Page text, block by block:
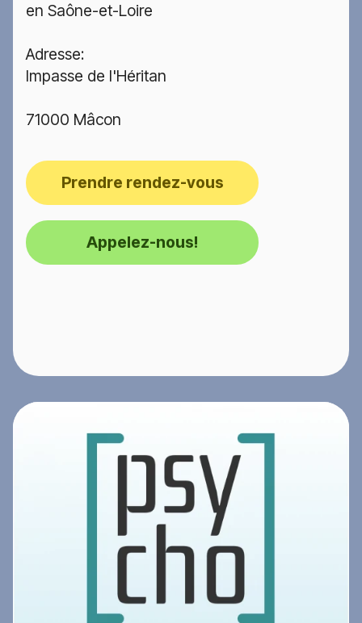
en Saône-et-Loire
Adresse:
Impasse de l'Héritan
71000 Mâcon
Prendre rendez-vous
Appelez-nous!